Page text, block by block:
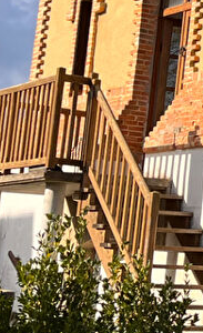
avec cheminée,
bureau et d'un wc.
dessert deux
salle d'eau avec
rénovée et
de stockage. Vous
la rivière avec une
Les informations
sont
Valentin RENIER (EI)